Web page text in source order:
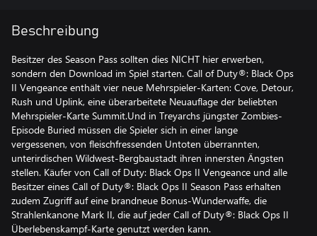
Beschreibung
Besitzer des Season Pass sollten dies NICHT hier erwerben,
sondern den Download im Spiel starten. Call of Duty®: Black Ops
II Vengeance enthält vier neue Mehrspieler-Karten: Cove, Detour,
Rush und Uplink, eine überarbeitete Neuauflage der beliebten
Mehrspieler-Karte Summit.Und in Treyarchs jüngster Zombies-
Episode Buried müssen die Spieler sich in einer lange
vergessenen, von fleischfressenden Untoten überrannten,
unterirdischen Wildwest-Bergbaustadt ihren innersten Ängsten
stellen. Käufer von Call of Duty: Black Ops II Vengeance und alle
Besitzer eines Call of Duty®: Black Ops II Season Pass erhalten
zudem Zugriff auf eine brandneue Bonus-Wunderwaffe, die
Strahlenkanone Mark II, die auf jeder Call of Duty®: Black Ops II
Überlebenskampf-Karte genutzt werden kann.